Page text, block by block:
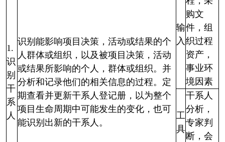
1.
识
别
干
系
人
识别能影响项目决策，活动或结果的个
人群体或组织，以及被项目决策，活动
或结果所影响的个人，群体或组织。并
分析和记录他们的相关信息的过程。定
期查看并更新干系人登记册，以为整个
项目生命周期中可能发生的变化，也可
能识别出新的干系人。
输
入
购文
件，组
织过程
资产，
事业环
境因素
工
具
干系人
分析，
专家判
断，会